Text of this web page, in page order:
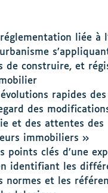
liée à
de construire, et
évolutions rapides
des
et des attentes des
immobiliers »
points clés d’une
identifiant les
normes et les